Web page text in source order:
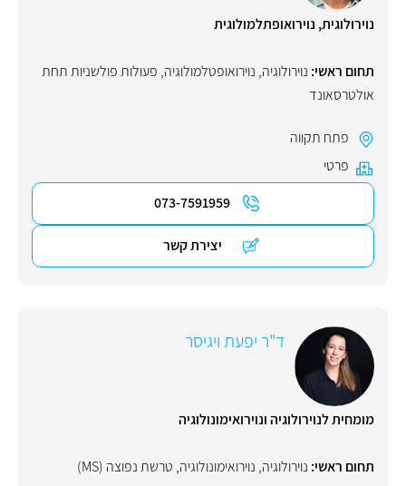
נוירולוגית, נוירואופתלמולוגית
תחום ראשי: נוירולוגיה, נוירואופטלמולוגיה, פעולות פולשניות תחת
אולטרסאונד
פתח תקווה
פרטי
073-7591959
יצירת קשר
ד"ר יפעת ויגיסר
מומחית לנוירולוגיה ונוירואימונולוגיה
תחום ראשי: נוירולוגיה, נוירואימונולוגיה, טרשת נפוצה (MS)